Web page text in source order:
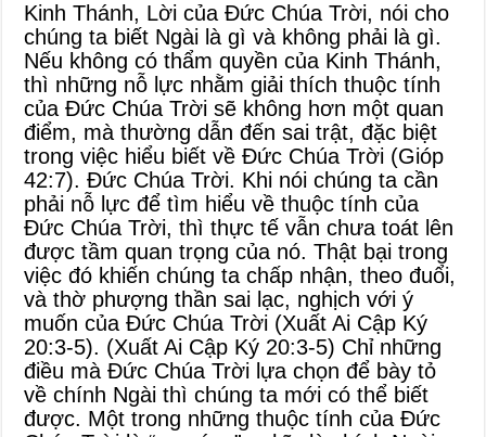
Kinh Thánh, Lời của Đức Chúa Trời, nói cho
chúng ta biết Ngài là gì và không phải là gì.
Nếu không có thẩm quyền của Kinh Thánh,
thì những nỗ lực nhằm giải thích thuộc tính
của Đức Chúa Trời sẽ không hơn một quan
điểm, mà thường dẫn đến sai trật, đặc biệt
trong việc hiểu biết về Đức Chúa Trời (Gióp
42:7). Đức Chúa Trời. Khi nói chúng ta cần
phải nỗ lực để tìm hiểu về thuộc tính của
Đức Chúa Trời, thì thực tế vẫn chưa toát lên
được tầm quan trọng của nó. Thật bại trong
việc đó khiến chúng ta chấp nhận, theo đuổi,
và thờ phượng thần sai lạc, nghịch với ý
muốn của Đức Chúa Trời (Xuất Ai Cập Ký
20:3-5). (Xuất Ai Cập Ký 20:3-5) Chỉ những
điều mà Đức Chúa Trời lựa chọn để bày tỏ
về chính Ngài thì chúng ta mới có thể biết
được. Một trong những thuộc tính của Đức